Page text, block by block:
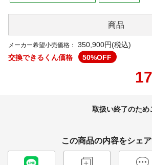
商品
メーカー希望小売価格：
350,900円(税込)
交換できるくん価格
50%OFF
取扱い終了のため
この商品の内容をシェ